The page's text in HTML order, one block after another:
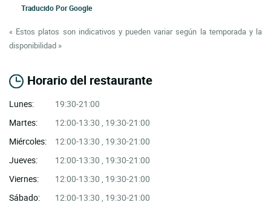
Traducido PorGoogle
« Estos platos son indicativos y pueden variar según la temporada y la
disponibilidad »
Horario del restaurante
Lunes:
19:30-21:00
Martes:
12:00-13:30 , 19:30-21:00
Miércoles:
12:00-13:30 , 19:30-21:00
Jueves:
12:00-13:30 , 19:30-21:00
Viernes:
12:00-13:30 , 19:30-21:00
Sábado:
12:00-13:30 , 19:30-21:00